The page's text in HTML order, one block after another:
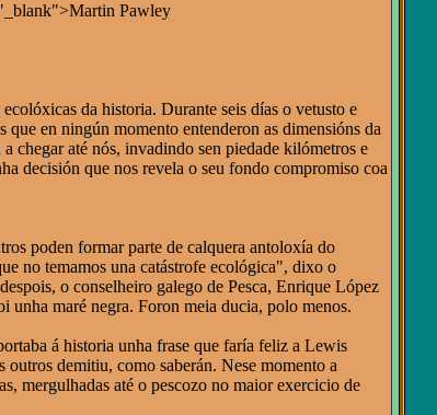
Pawley
da historia. Durante seis días o vetusto e
en ningún momento entenderon as dimensións da
chegar até nós, invadindo sen piedade kilómetros e
decisión que nos revela o seu fondo compromiso coa
poden formar parte de calquera antoloxía do
no temamos una catástrofe ecológica", dixo o
o conselheiro galego de Pesca, Enrique López
unha maré negra. Foron meia ducia, polo menos.
á historia unha frase que faría feliz a Lewis
demitiu, como saberán. Nese momento a
mergulhadas até o pescozo no maior exercicio de